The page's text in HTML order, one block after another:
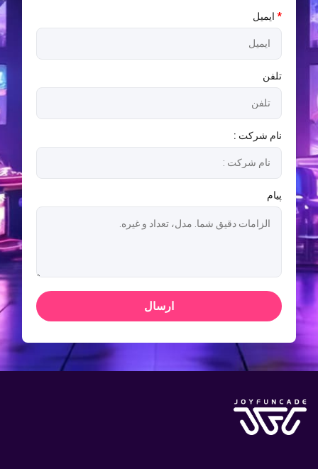
* ایمیل
تلفن
نام شرکت :
پیام
ارسال